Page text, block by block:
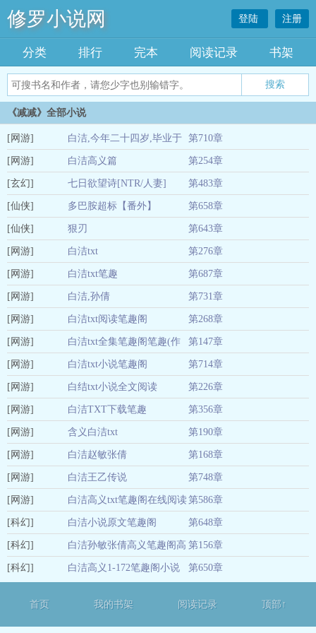
修罗小说网 登陆 注册
分类 排行 完本 阅读记录 书架
《减减》全部小说
[网游] 白洁,今年二十四岁,毕业于
一所地方师范学院,在中国
北
第710章
[网游] 白洁高义篇 第254章
[玄幻] 七日欲望诗[NTR/人妻] 第483章
[仙侠] 多巴胺超标【番外】 第658章
[仙侠] 狠刃 第643章
[网游] 白洁txt 第276章
[网游] 白洁txt笔趣 第687章
[网游] 白洁,孙倩 第731章
[网游] 白洁txt阅读笔趣阁 第268章
[网游] 白洁txt全集笔趣阁笔趣(作
者:白洁)
第147章
[网游] 白洁txt小说笔趣阁 第714章
[网游] 白结txt小说全文阅读 第226章
[网游] 白洁TXT下载笔趣 第356章
[网游] 含义白洁txt 第190章
[网游] 白洁赵敏张倩 第168章
[网游] 白洁王乙传说 第748章
[网游] 白洁高义txt笔趣阁在线阅读
小说
第586章
[科幻] 白洁小说原文笔趣阁 第648章
[科幻] 白洁孙敏张倩高义笔趣阁高
义
第156章
[科幻] 白洁高义1-172笔趣阁小说 第650章
首页
我的书架 阅读记录 顶部↑